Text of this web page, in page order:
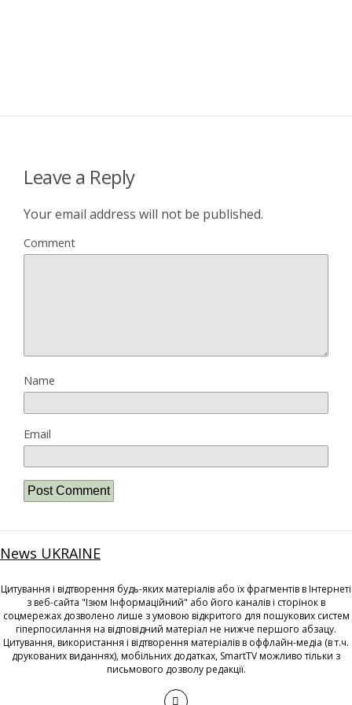
Leave a Reply
Your email address will not be published.
Comment
Name
Email
News UKRAINE
Цитування і відтворення будь-яких матеріалів або їх фрагментів в Інтернеті
з веб-сайта "Ізюм Інформаційний" або його каналів і сторінок в
соцмережах дозволено лише з умовою відкритого для пошукових систем
гіперпосилання на відповідний матеріал не нижче першого абзацу.
Цитування, використання і відтворення матеріалів в оффлайн-медіа (в т.ч.
друкованих виданнях), мобільних додатках, SmartTV можливо тільки з
письмового дозволу редакції.